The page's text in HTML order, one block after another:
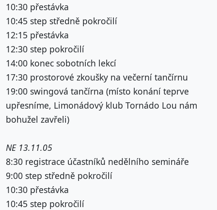
10:30 přestávka
10:45 step středně pokročilí
12:15 přestávka
12:30 step pokročilí
14:00 konec sobotních lekcí
17:30 prostorové zkoušky na večerní tančírnu
19:00 swingová tančírna (místo konání teprve
upřesníme, Limonádový klub Tornádo Lou nám
bohužel zavřeli)
NE 13.11.05
8:30 registrace účastníků nedělního semináře
9:00 step středně pokročilí
10:30 přestávka
10:45 step pokročilí